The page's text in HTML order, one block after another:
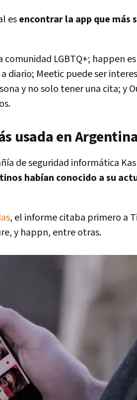
esencontrar la app que más
LGBTQ+; happen
diario; Meetic puede ser
y no solo tener una cita; y
usada en
de seguridad informática
habían conocido a su
, el informe citaba primero a
y happn, entre otras.